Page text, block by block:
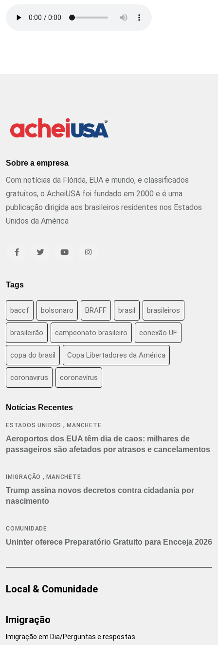
Sobre a empresa
Com notícias da Flórida, EUA e mundo, e classificados
gratuitos, o AcheiUSA foi fundado em 2000 e é uma
publicação dirigida aos brasileiros residentes nos Estados
Unidos da América
Tags
baccf bolsonaro BRAFF brasil brasileiros
brasileirão campeonato brasileiro conexão UF
copa do brasil Copa Libertadores da América
coronavirus coronavírus
Notícias Recentes
ESTADOS UNIDOS ,MANCHETE
Aeroportos dos EUA têm dia de caos: milhares de
passageiros são afetados por atrasos e cancelamentos
IMIGRAÇÃO ,MANCHETE
Trump assina novos decretos contra cidadania por
nascimento
COMUNIDADE
Uninter oferece Preparatório Gratuito para Encceja 2026
Local & Comunidade
Imigração
Imigração em Dia/Perguntas e respostas